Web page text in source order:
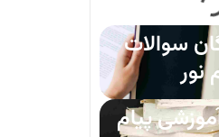
سوالات
نور
پیام